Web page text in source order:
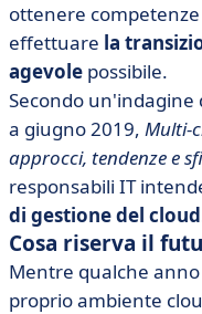
ottenere
effettuare la
agevole possibile.
Secondo un'indagine
a giugno 2019, Multi-
approcci, tendenze e
responsabili IT
di gestione del cloud
Cosa riserva il
Mentre qualche
proprio ambiente